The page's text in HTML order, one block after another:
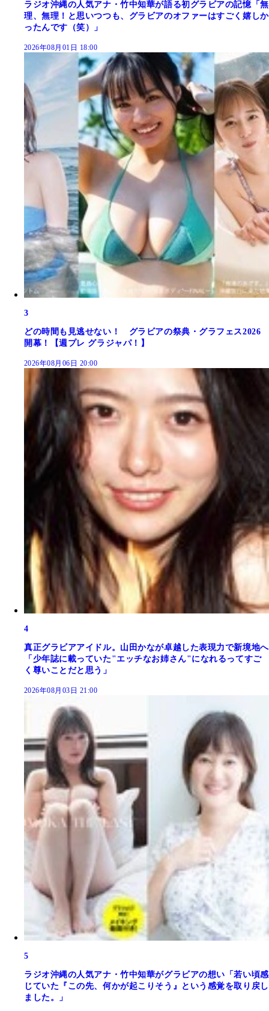
ラジオ沖縄の人気アナ・竹中知華が語る初グラビアの記憶「無
理、無理！と思いつつも、グラビアのオファーはすごく嬉しか
ったんです（笑）」
2026年08月01日 18:00
3
どの時間も見逃せない！ グラビアの祭典・グラフェス2026
開幕！【週プレ グラジャパ！】
2026年08月06日 20:00
4
真正グラビアアイドル。山田かなが卓越した表現力で新境地へ
「少年誌に載っていた"エッチなお姉さん"になれるってすご
く尊いことだと思う」
2026年08月03日 21:00
5
ラジオ沖縄の人気アナ・竹中知華がグラビアの想い「若い頃感
じていた『この先、何かが起こりそう』という感覚を取り戻し
ました。」